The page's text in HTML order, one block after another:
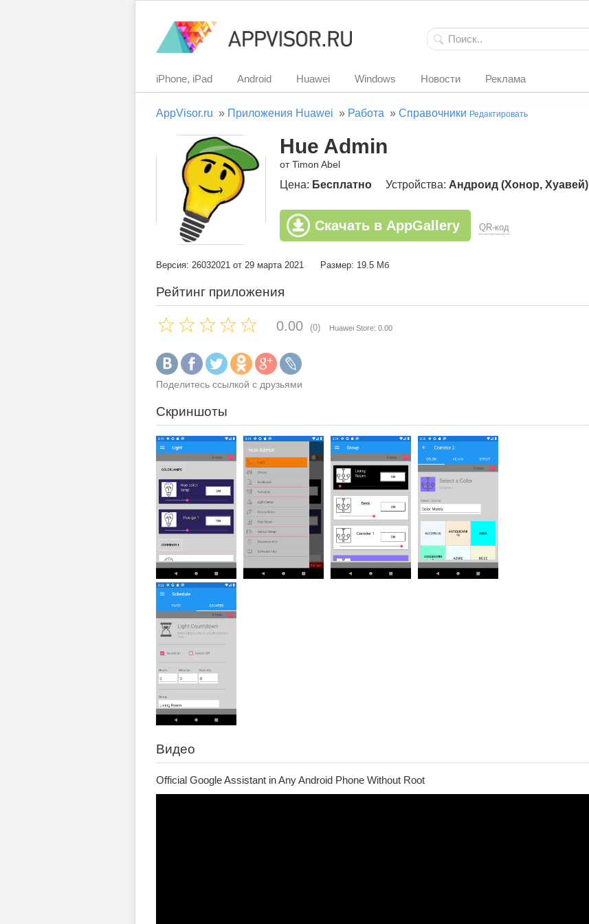
iPhone, iPad Android Huawei Windows Новости Реклама
AppVisor.ru » Приложения Huawei » Работа » Справочники Редактировать
Hue Admin
от Timon Abel
Цена: Бесплатно Устройства: Андроид (Хонор, Хуавей)
Скачать в AppGallery QR-код
Версия: 26032021 от 29 марта 2021 Размер: 19.5 Мб
Рейтинг приложения
0.00 (0) Huawei Store: 0.00
Поделитесь ссылкой с друзьями
Скриншоты
Видео
Official Google Assistant in Any Android Phone Without Root